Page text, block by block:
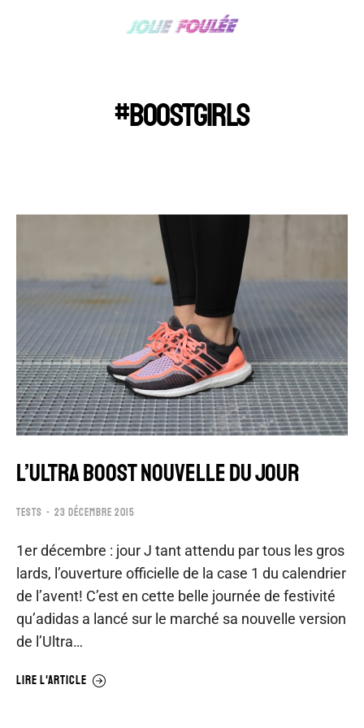
#BOOSTGIRLS
L’ULTRA BOOST NOUVELLE DU JOUR
TESTS 23 DÉCEMBRE 2015
1er décembre : jour J tant attendu par tous les gros
lards, l’ouverture officielle de la case 1 du calendrier
de l’avent! C’est en cette belle journée de festivité
qu’adidas a lancé sur le marché sa nouvelle version
de l’Ultra…
LIRE L'ARTICLE